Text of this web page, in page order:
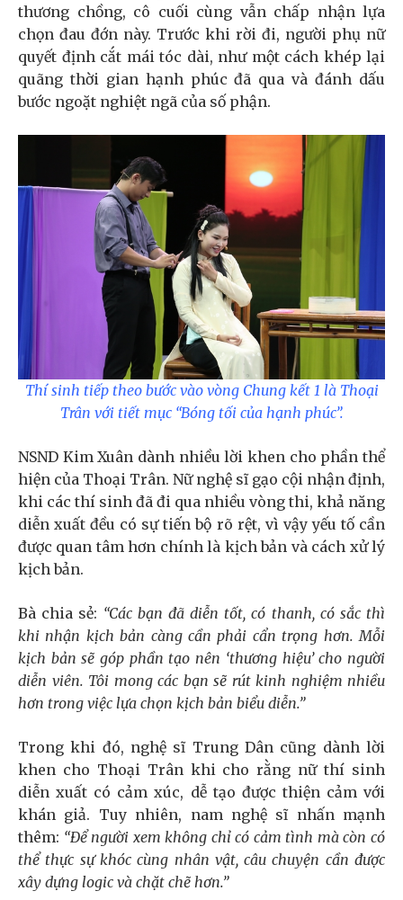
thương chồng, cô cuối cùng vẫn chấp nhận lựa
chọn đau đớn này. Trước khi rời đi, người phụ nữ
quyết định cắt mái tóc dài, như một cách khép lại
quãng thời gian hạnh phúc đã qua và đánh dấu
bước ngoặt nghiệt ngã của số phận.
Thí sinh tiếp theo bước vào vòng Chung kết 1 là Thoại
Trân với tiết mục “Bóng tối của hạnh phúc”.
NSND Kim Xuân dành nhiều lời khen cho phần thể
hiện của Thoại Trân. Nữ nghệ sĩ gạo cội nhận định,
khi các thí sinh đã đi qua nhiều vòng thi, khả năng
diễn xuất đều có sự tiến bộ rõ rệt, vì vậy yếu tố cần
được quan tâm hơn chính là kịch bản và cách xử lý
kịch bản.
Bà chia sẻ: “Các bạn đã diễn tốt, có thanh, có sắc thì
khi nhận kịch bản càng cần phải cẩn trọng hơn. Mỗi
kịch bản sẽ góp phần tạo nên ‘thương hiệu’ cho người
diễn viên. Tôi mong các bạn sẽ rút kinh nghiệm nhiều
hơn trong việc lựa chọn kịch bản biểu diễn.”
Trong khi đó, nghệ sĩ Trung Dân cũng dành lời
khen cho Thoại Trân khi cho rằng nữ thí sinh
diễn xuất có cảm xúc, dễ tạo được thiện cảm với
khán giả. Tuy nhiên, nam nghệ sĩ nhấn mạnh
thêm: “Để người xem không chỉ có cảm tình mà còn có
thể thực sự khóc cùng nhân vật, câu chuyện cần được
xây dựng logic và chặt chẽ hơn.”